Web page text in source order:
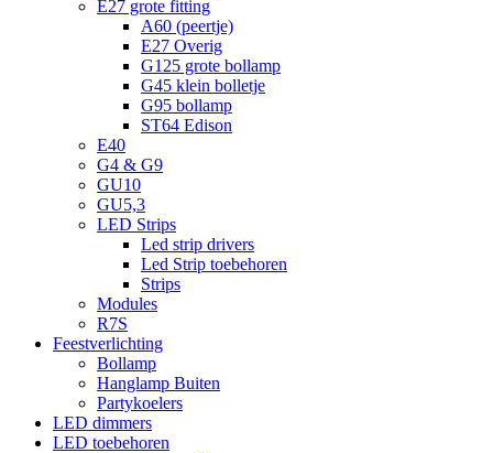
E27 grote fitting
A60 (peertje)
E27 Overig
G125 grote bollamp
G45 klein bolletje
G95 bollamp
ST64 Edison
E40
G4 & G9
GU10
GU5,3
LED Strips
Led strip drivers
Led Strip toebehoren
Strips
Modules
R7S
Feestverlichting
Bollamp
Hanglamp Buiten
Partykoelers
LED dimmers
LED toebehoren